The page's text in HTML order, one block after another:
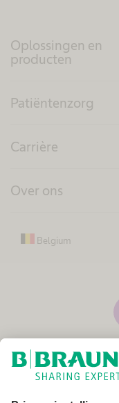
Oplossingen en
producten
Patiëntenzorg
Carrière
Over ons
Belgium